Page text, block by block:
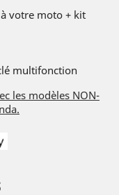
votre moto + kit
multifonction
les modèles NON-